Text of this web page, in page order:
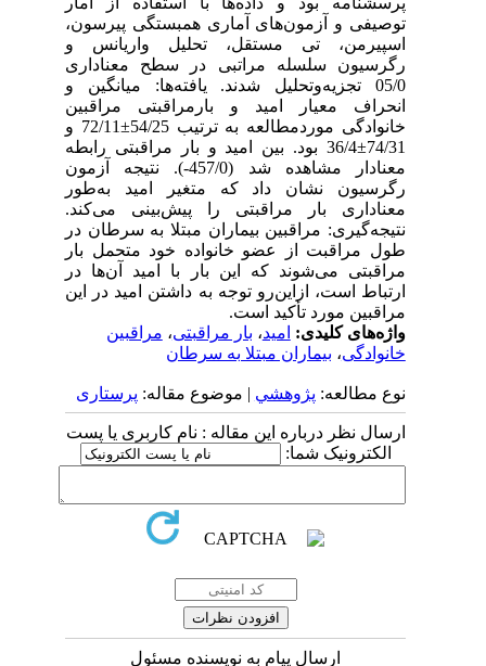
توصیفی و آزمون‌های آماری همبستگی پیرسون،
اسپیرمن، تی مستقل، تحلیل واریانس و
رگرسیون سلسله مراتبی در سطح معناداری
05/0 تجزیه‌وتحلیل شدند. یافته‌ها: میانگین و
انحراف معیار امید و بارمراقبتی مراقبین
خانوادگی موردمطالعه به ترتیب 54/25±72/11 و
74/31±36/4 بود. بین امید و بار مراقبتی رابطه
معنادار مشاهده شد (457/0-). نتیجه آزمون
رگرسیون نشان داد که متغیر امید به‌طور
معناداری بار مراقبتی را پیش‌بینی می‌کند.
نتیجه‌گیری: مراقبین بیماران مبتلا به سرطان در
طول مراقبت از عضو خانواده خود متحمل بار
مراقبتی می‌شوند که این بار با امید آن‌ها در
ارتباط است، ازاین‌رو توجه به داشتن امید در این
مراقبین مورد تأکید است.
واژه‌های کلیدی:امید،بار مراقبتی،مراقبین
خانوادگی،بیماران مبتلا به سرطان
نوع مطالعه:پژوهشي| موضوع مقاله:پرستاری
ارسال نظر درباره این مقاله : نام کاربری یا پست
الکترونیک شما:
ارسال پیام به نویسنده مسئول